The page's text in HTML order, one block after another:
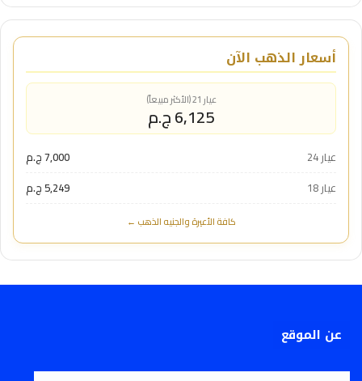
أسعار الذهب الآن
عيار 21 (الأكثر مبيعاً)
6,125 ج.م
عيار 24
7,000 ج.م
عيار 18
5,249 ج.م
كافة الأعيرة والجنيه الذهب ←
عن الموقع